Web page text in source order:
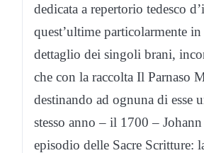
dedicata a repertorio tedesco
quest’ultime particolarmente
dettaglio dei singoli brani,
che con la raccolta Il Parnaso
destinando ad ognuna di esse
stesso anno – il 1700 –
episodio delle Sacre Scritture: